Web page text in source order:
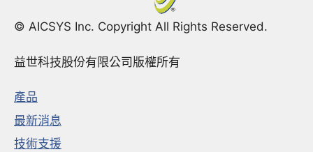
© AICSYS Inc. Copyright All Rights Reserved.
益世科技股份有限公司版權所有
產品
最新消息
技術支援